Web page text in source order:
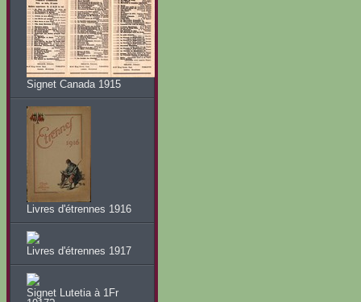
Signet Canada 1915
Livres d'étrennes 1916
Livres d'étrennes 1917
Signet Lutetia à 1Fr